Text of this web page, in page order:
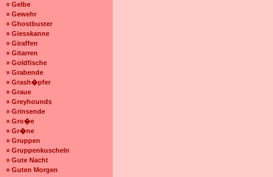
» Gelbe
» Gewehr
» Ghostbuster
» Giesskanne
» Giraffen
» Gitarren
» Goldfische
» Grabende
» Grash�pfer
» Graue
» Greyhounds
» Grinsende
» Gro�e
» Gr�ne
» Gruppen
» Gruppenkuscheln
» Gute Nacht
» Guten Morgen